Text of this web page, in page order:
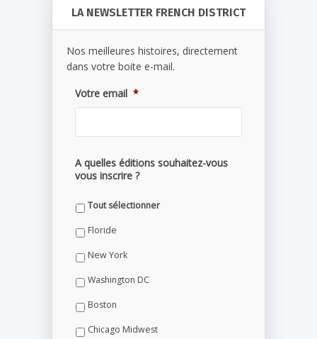
LA NEWSLETTER FRENCH DISTRICT
Nos meilleures histoires, directement
dans votre boite e-mail.
Votre email *
A quelles éditions souhaitez-vous
vous inscrire ?
Tout sélectionner
Floride
New York
Washington DC
Boston
Chicago Midwest